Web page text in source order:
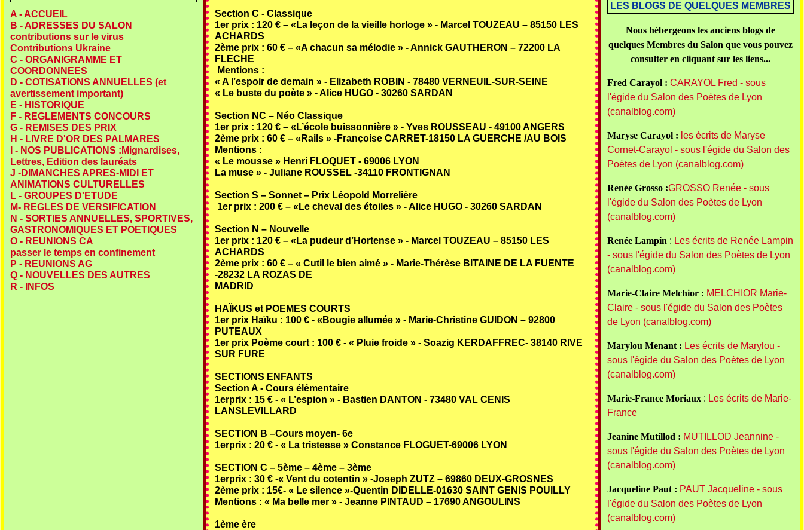
A - ACCUEIL
B - ADRESSES DU SALON
contributions sur le virus
Contributions Ukraine
C - ORGANIGRAMME ET
COORDONNEES
D - COTISATIONS ANNUELLES (et
avertissement important)
E - HISTORIQUE
F - REGLEMENTS CONCOURS
G - REMISES DES PRIX
H - LIVRE D'OR DES PALMARES
I - NOS PUBLICATIONS :Mignardises,
Lettres, Edition des lauréats
J -DIMANCHES APRES-MIDI ET
ANIMATIONS CULTURELLES
L - GROUPES D'ETUDE
M- REGLES DE VERSIFICATION
N - SORTIES ANNUELLES, SPORTIVES,
GASTRONOMIQUES ET POETIQUES
O - REUNIONS CA
passer le temps en confinement
P - REUNIONS AG
Q - NOUVELLES DES AUTRES
R - INFOS
Section C - Classique
1er prix : 120 € – «La leçon de la vieille horloge » - Marcel TOUZEAU – 85150 LES
ACHARDS
2ème prix : 60 €– «A chacun sa mélodie » -Annick GAUTHERON – 72200 LA
FLECHE
Mentions :
« A l’espoir de demain »- Elizabeth ROBIN - 78480 VERNEUIL-SUR-SEINE
« Le buste du poète » -Alice HUGO - 30260 SARDAN
Section NC – Néo Classique
1er prix : 120 € – «L’école buissonnière » - Yves ROUSSEAU - 49100 ANGERS
2ème prix : 60 €– «Rails » -Françoise CARRET-18150 LA GUERCHE /AU BOIS
Mentions :
« Le mousse » Henri FLOQUET - 69006 LYON
La muse » -Juliane ROUSSEL -34110 FRONTIGNAN
Section S – Sonnet – Prix Léopold Morrelière
1er prix : 200 €– «Le cheval des étoiles » -Alice HUGO - 30260 SARDAN
Section N – Nouvelle
1er prix : 120 € – «La pudeur d’Hortense » - Marcel TOUZEAU – 85150 LES
ACHARDS
2ème prix : 60 € – « Cutil le bien aimé » - Marie-Thérèse BITAINE DE LA FUENTE
-28232 LA ROZAS DE
MADRID
HAÏKUS et POEMES COURTS
1er prix Haïku : 100 € -«Bougie allumée » - Marie-Christine GUIDON – 92800
PUTEAUX
1er prix Poème court : 100 € -« Pluie froide » - Soazig KERDAFFREC- 38140 RIVE
SUR FURE
SECTIONS ENFANTS
Section A - Cours élémentaire
1erprix : 15 € -« L’espion » - Bastien DANTON - 73480 VAL CENIS
LANSLEVILLARD
SECTION B –Cours moyen- 6e
1erprix : 20 € -« La tristesse »Constance FLOGUET-69006 LYON
SECTION C – 5ème – 4ème – 3ème
1erprix : 30 €-« Vent du cotentin » -Joseph ZUTZ – 69860 DEUX-GROSNES
2ème prix : 15€-« Le silence »-Quentin DIDELLE-01630 SAINT GENIS POUILLY
Mentions :« Ma belle mer » - Jeanne PINTAUD – 17690 ANGOULINS
1ème ère
LES BLOGS DE QUELQUES MEMBRES
Nous hébergeons les anciens blogs de
quelques Membres du Salon que vous pouvez
consulter en cliquant sur les liens...
Fred Carayol : CARAYOL Fred - sous
l'égide du Salon des Poètes de Lyon
(canalblog.com)
Maryse Carayol : les écrits de Maryse
Cornet-Carayol - sous l'égide du Salon des
Poètes de Lyon (canalblog.com)
Renée Grosso :GROSSO Renée - sous
l'égide du Salon des Poètes de Lyon
(canalblog.com)
Renée Lampin : Les écrits de Renée Lampin
- sous l'égide du Salon des Poètes de Lyon
(canalblog.com)
Marie-Claire Melchior : MELCHIOR Marie-
Claire - sous l'égide du Salon des Poètes
de Lyon (canalblog.com)
Marylou Menant : Les écrits de Marylou -
sous l'égide du Salon des Poètes de Lyon
(canalblog.com)
Marie-France Moriaux: Les écrits de Marie-
France
Jeanine Mutillod : MUTILLOD Jeannine -
sous l'égide du Salon des Poètes de Lyon
(canalblog.com)
Jacqueline Paut : PAUT Jacqueline - sous
l'égide du Salon des Poètes de Lyon
(canalblog.com)